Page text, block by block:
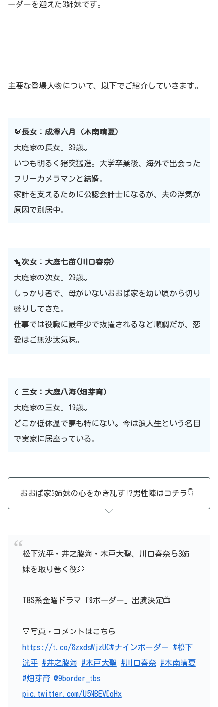
ーダーを迎えた3姉妹です。
主要な登場人物について、以下でご紹介していきます。
🐓長女：成澤六月（木南晴夏）
大庭家の長女。39歳。
いつも明るく猪突猛進。大学卒業後、海外で出会った
フリーカメラマンと結婚。
家計を支えるために公認会計士になるが、夫の浮気が
原因で別居中。
🐤次女：大庭七苗(川口春奈)
大庭家の次女。29歳。
しっかり者で、母がいないおおば家を幼い頃から切り
盛りしてきた。
仕事では役職に最年少で抜擢されるなど順調だが、恋
愛はご無沙汰気味。
🥚 三女：大庭八海(畑芽育）
大庭家の三女。19歳。
どこか低体温で夢も特にない。今は浪人生という名目
で実家に居座っている。
おおば家3姉妹の心をかき乱す!?男性陣はコチラ👇
松下洸平・井之脇海・木戸大聖、川口春奈ら3姉
妹を取り巻く役💭
TBS系金曜ドラマ「9ボーダー」出演決定📺
🔻写真・コメントはこちら
https://t.co/8zxdsWjzUC#ナインボーダー
#松下
洸平 #井之脇海 #木戸大聖 #川口春奈 #木南晴夏
#畑芽育 @9border_tbs
pic.twitter.com/U5NBEVDoHx